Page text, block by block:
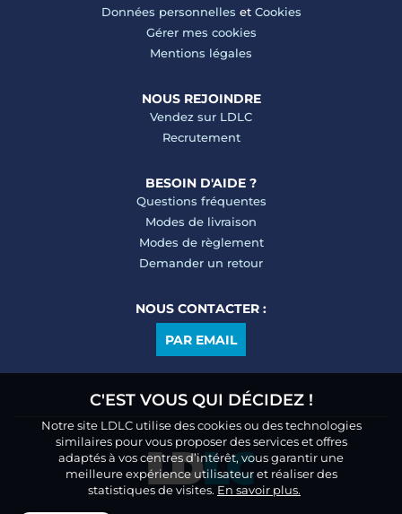
Données personnelles et Cookies
Gérer mes cookies
Mentions légales
NOUS REJOINDRE
Vendez sur LDLC
Recrutement
BESOIN D'AIDE ?
Questions fréquentes
Modes de livraison
Modes de règlement
Demander un retour
NOUS CONTACTER :
PAR EMAIL
C'EST VOUS QUI DÉCIDEZ !
Notre site LDLC utilise des cookies ou des technologies
similaires pour vous proposer des services et offres
adaptés à vos centres d’intérêt, vous garantir une
meilleure expérience utilisateur et réaliser des
statistiques de visites. En savoir plus.